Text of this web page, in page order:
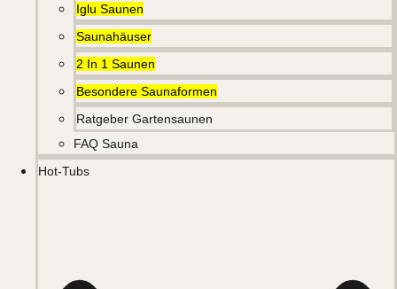
Iglu Saunen
Saunahäuser
2 In 1 Saunen
Besondere Saunaformen
Ratgeber Gartensaunen
FAQ Sauna
Hot-Tubs